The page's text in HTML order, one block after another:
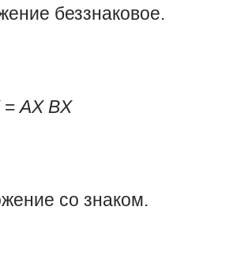
беззнаковое.
=AX BX
со знаком.